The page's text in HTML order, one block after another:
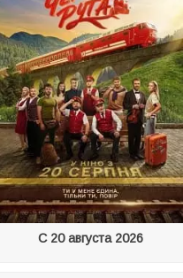
С 20 августа 2026